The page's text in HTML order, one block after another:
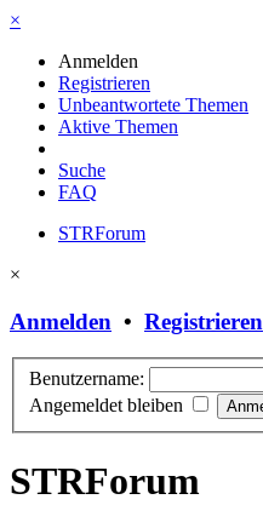
×
Anmelden
Registrieren
Unbeantwortete Themen
Aktive Themen
Suche
FAQ
STRForum
×
Anmelden • Registrieren
Benutzername:
Angemeldet bleiben
STRForum